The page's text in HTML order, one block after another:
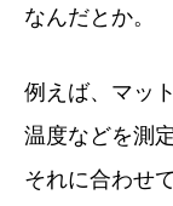
なんだとか。
例えば、マッ
温度などを測
それに合わせ